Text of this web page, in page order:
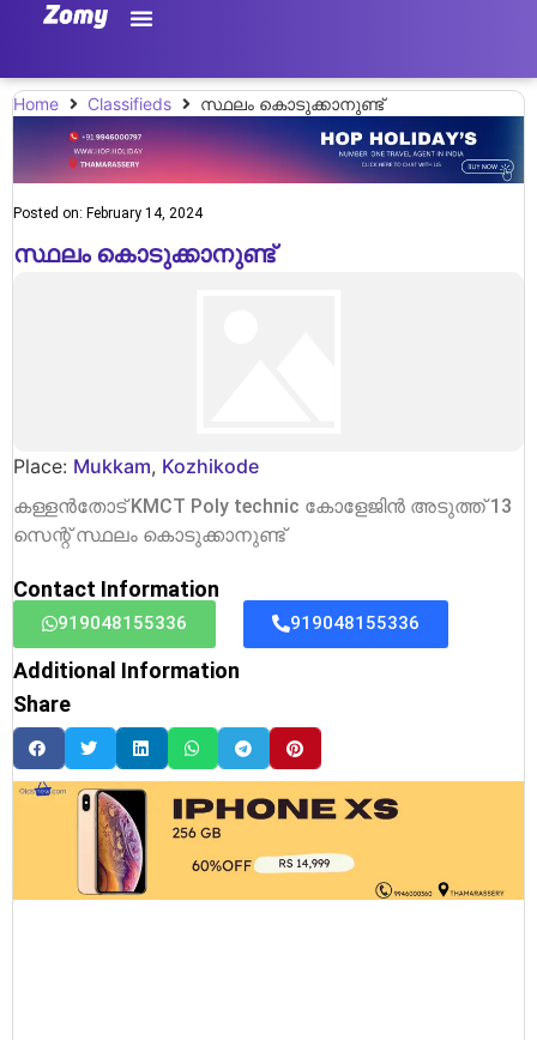
Home Classifieds സ്ഥലം കൊടുക്കാനുണ്ട്
സ്ഥലം കൊടുക്കാനുണ്ട്
Posted on: February 14, 2024
Place: Mukkam, Kozhikode
കള്ളൻതോട് KMCT Poly technic കോളേജിൻ അടുത്ത് 13
സെന്റ് സ്ഥലം കൊടുക്കാനുണ്ട്
Contact Information
919048155336 919048155336
Additional Information
Share